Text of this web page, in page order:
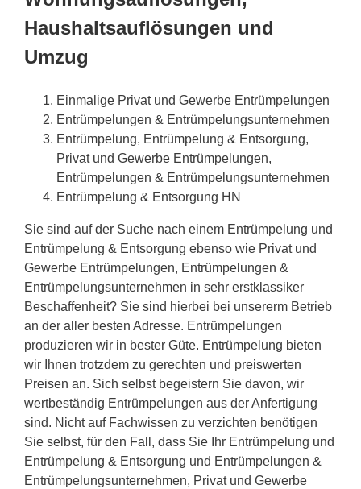
Haushaltsauflösungen und
Umzug
Einmalige Privat und Gewerbe Entrümpelungen
Entrümpelungen & Entrümpelungsunternehmen
Entrümpelung, Entrümpelung & Entsorgung,
Privat und Gewerbe Entrümpelungen,
Entrümpelungen & Entrümpelungsunternehmen
Entrümpelung & Entsorgung HN
Sie sind auf der Suche nach einem Entrümpelung und
Entrümpelung & Entsorgung ebenso wie Privat und
Gewerbe Entrümpelungen, Entrümpelungen &
Entrümpelungsunternehmen in sehr erstklassiker
Beschaffenheit? Sie sind hierbei bei unsererm Betrieb
an der aller besten Adresse. Entrümpelungen
produzieren wir in bester Güte. Entrümpelung bieten
wir Ihnen trotzdem zu gerechten und preiswerten
Preisen an. Sich selbst begeistern Sie davon, wir
wertbeständig Entrümpelungen aus der Anfertigung
sind. Nicht auf Fachwissen zu verzichten benötigen
Sie selbst, für den Fall, dass Sie Ihr Entrümpelung und
Entrümpelung & Entsorgung und Entrümpelungen &
Entrümpelungsunternehmen, Privat und Gewerbe